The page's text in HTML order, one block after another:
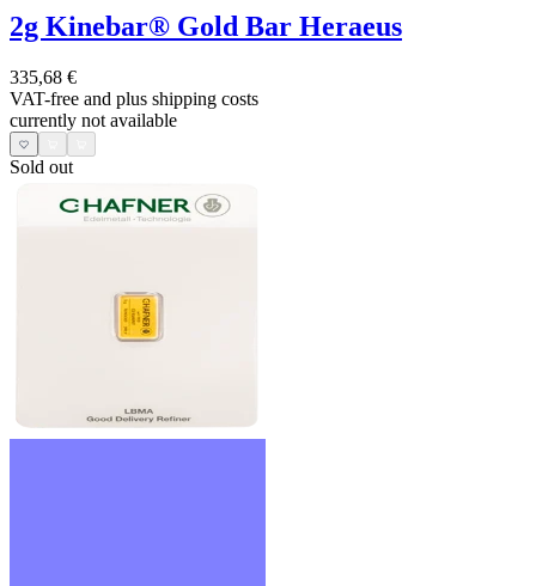
2g Kinebar® Gold Bar Heraeus
335,68 €
VAT-free and plus shipping costs
currently not available
Sold out